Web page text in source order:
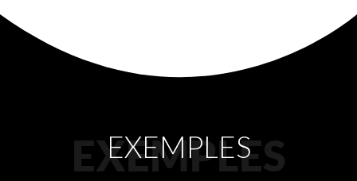
EXEMPLES
EXEMPLES